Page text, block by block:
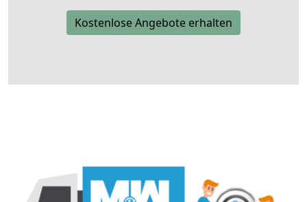
Kostenlose Angebote erhalten